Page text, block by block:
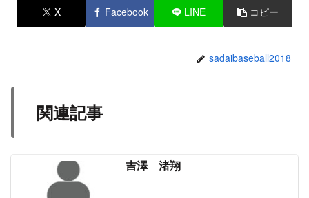
X Facebook LINE コピー
sadaibaseball2018
関連記事
吉澤 渚翔